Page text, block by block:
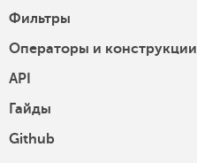
Фильтры
Операторы и конструкции
API
Гайды
Github